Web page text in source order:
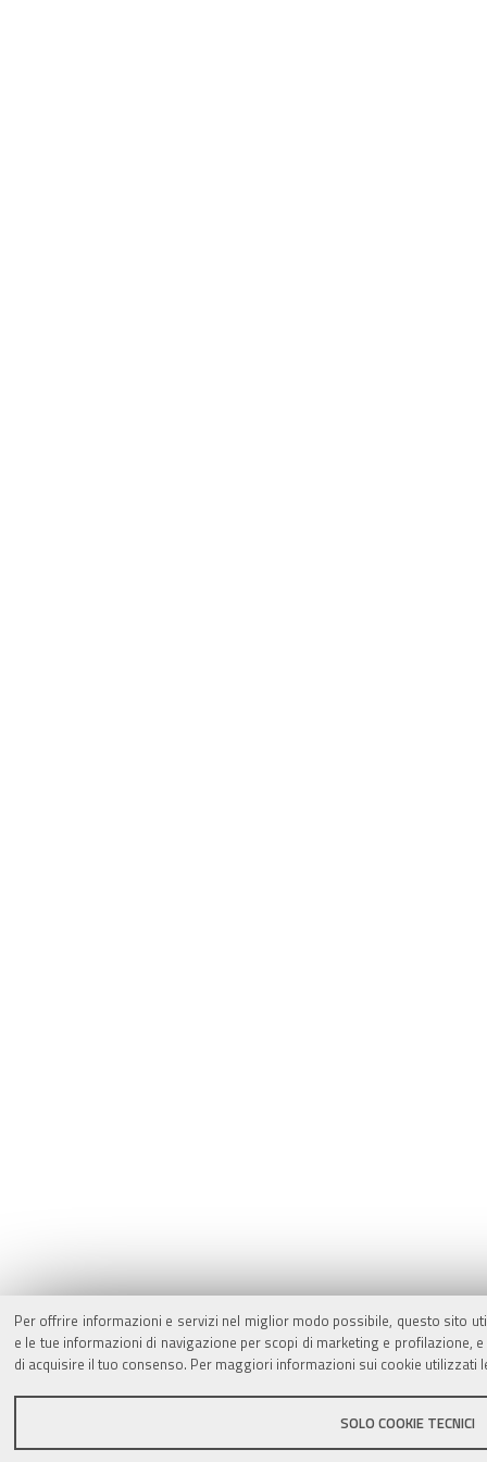
Per offrire informazioni e servizi nel miglior modo possibile, questo sito
e le tue informazioni di navigazione per scopi di marketing e
di acquisire il tuo consenso. Per maggiori informazioni sui cookie utilizzati
SOLO COOKIE TECNICI